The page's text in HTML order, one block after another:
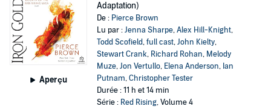
Aperçu
Adaptation)
De : Pierce Brown
Lu par :Jenna Sharpe,Alex Hill-Knight,
Todd Scofield,full cast,John Kielty,
Stewart Crank, Richard Rohan, Melody
Muze,Jon Vertullo, Elena Anderson, Ian
Putnam,Christopher Tester
Durée : 11 h et 14 min
Série : Red Rising, Volume 4